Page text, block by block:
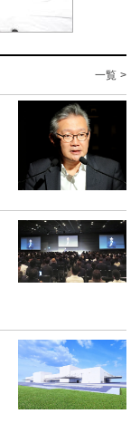
一覧 >